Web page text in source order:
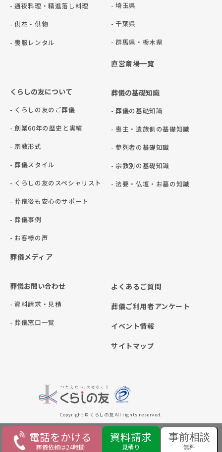
電話をかける
葬儀依頼は24時間
資料請求
見積り
事前相談
無料
- 通夜料理・精進落し料理
- 供花・供物
- 喪服レンタル
- 埼玉県
- 千葉県
- 群⾺県・栃⽊県
直営斎場一覧
くらしの友について
- くらしの友のご葬儀
- 創業60年の歴史と実績
- 宗教形式
- 葬儀スタイル
- くらしの友のスペシャリスト
- 葬儀後も安心のサポート
- 葬儀事例
- お客様の声
葬儀メディア
葬儀の基礎知識
- 葬儀の基礎知識
- 喪主・遺族側の基礎知識
- 参列者の基礎知識
- 宗教別の基礎知識
- 法要・仏壇・お墓の知識
葬儀お問い合わせ
- 資料請求・見積
- 葬儀窓口一覧
よくあるご質問
葬儀ご利用者アンケート
イベント情報
サイトマップ
Copyright © くらしの友 All rights reserved.